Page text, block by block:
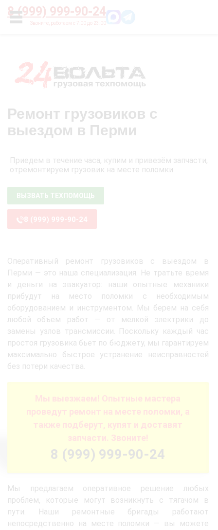
8 (999) 999-90-24
УСЛУГИ
Главная О нас Цены
Ремонт грузовиков с
выездом в Перми
Приедем в течение часа, купим и привезём запчасти,
отремонтируем грузовик на месте поломки
ВЫЗВАТЬ ТЕХПОМОЩЬ
8 (999) 999-90-24
Оперативный ремонт грузовиков с выездом в
Перми — это наша специализация. Не тратьте время
и деньги на эвакуатор: наши опытные механики
прибудут на место поломки с необходимым
оборудованием и инструментом. Мы берем на себя
любой объем работ — от мелкой электрики до
замены узлов трансмиссии. Поскольку каждый час
простоя грузовика бьет по бюджету, мы гарантируем
максимально быстрое устранение неисправностей
без потери качества.
Мы выезжаем! Опытные мастера
проведут ремонт на месте поломки, а
также подберут, купят и доставят
запчасти. Звоните!
8 (999) 999-90-24
Мы предлагаем оперативное решение любых
проблем, которые могут возникнуть с тягачом в
пути. Наши ремонтные бригады работают
непосредственно на месте поломки — вы можете